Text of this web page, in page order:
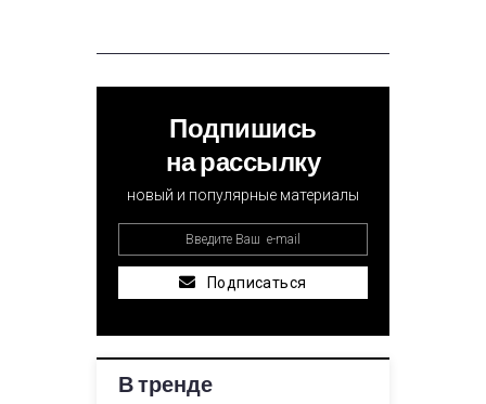
Подпишись
на рассылку
новый и популярные материалы
Подписаться
В тренде